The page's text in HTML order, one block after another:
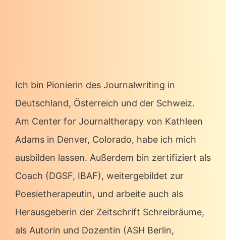
Ich bin Pionierin des Journalwriting in
Deutschland, Österreich und der Schweiz.
Am Center for Journaltherapy von Kathleen
Adams in Denver, Colorado, habe ich mich
ausbilden lassen. Außerdem bin zertifiziert als
Coach (DGSF, IBAF), weitergebildet zur
Poesietherapeutin, und arbeite auch als
Herausgeberin der Zeitschrift Schreibräume,
als Autorin und Dozentin (ASH Berlin,